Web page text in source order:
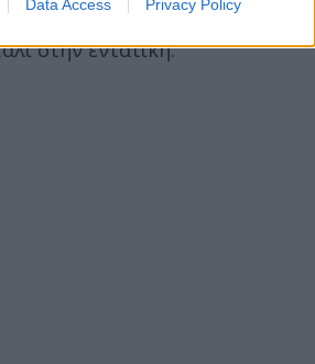
Data Access Privacy Policy
πάλι υποτροπίασε και έτσι
στην εντατική.